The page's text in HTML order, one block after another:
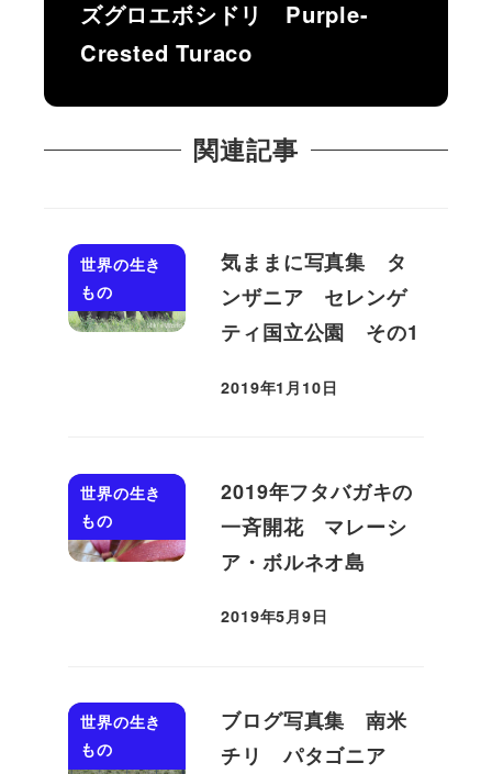
ズグロエボシドリ Purple-
Crested Turaco
関連記事
世界の生き
もの
気ままに写真集 タ
ンザニア セレンゲ
ティ国立公園 その1
投稿日
2019年1月10日
世界の生き
もの
2019年フタバガキの
一斉開花 マレーシ
ア・ボルネオ島
投稿日
2019年5月9日
世界の生き
もの
ブログ写真集 南米
チリ パタゴニア